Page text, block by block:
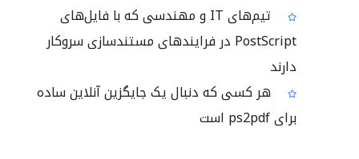
تیم‌های IT و مهندسی که با فایل‌های
PostScript در فرایندهای مستندسازی سروکار
دارند
هر کسی که دنبال یک جایگزین آنلاین ساده
برای ps2pdf است